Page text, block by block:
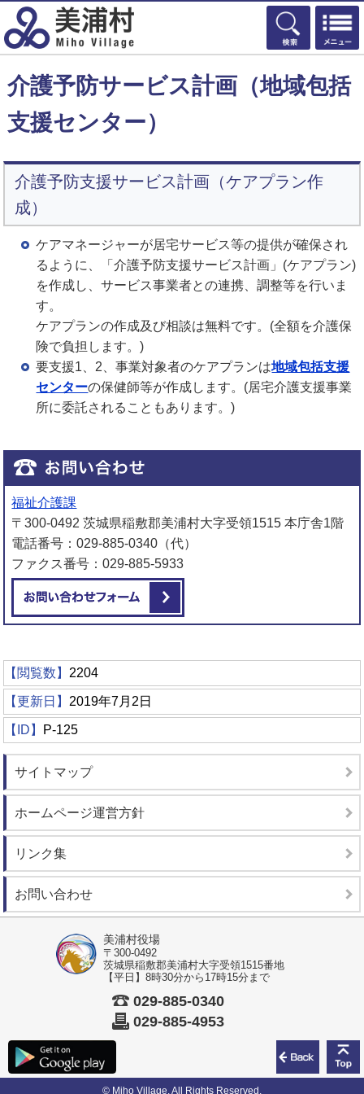
検索
介護予防サービス計画（地域包括
支援センター）
介護予防支援サービス計画（ケアプラン作
成）
ケアマネージャーが居宅サービス等の提供が確保され
るように、「介護予防支援サービス計画」(ケアプラン)
を作成し、サービス事業者との連携、調整等を行いま
す。
ケアプランの作成及び相談は無料です。(全額を介護保
険で負担します。)
要支援1、2、事業対象者のケアプランは地域包括支援
センターの保健師等が作成します。(居宅介護支援事業
所に委託されることもあります。)
福祉介護課
〒300-0492 茨城県稲敷郡美浦村大字受領1515 本庁舎1階
電話番号：029-885-0340（代）
ファクス番号：029-885-5933
前の
【閲覧数】 2204
【更新日】 2019年7月2日
【ID】 P-125
サイトマップ
ホームページ運営方針
リンク集
お問い合わせ
美浦村役場
〒300-0492
茨城県稲敷郡美浦村大字受領1515番地
【平日】8時30分から17時15分まで
029-885-0340
029-885-4953
© Miho Village. All Rights Reserved.